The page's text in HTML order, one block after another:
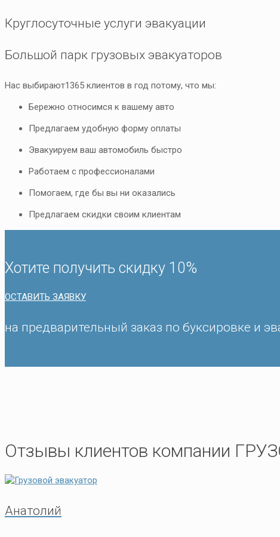
Круглосуточные услуги эвакуации
Большой парк грузовых эвакуаторов
Нас выбирают1365 клиентов в год потому, что мы:
Бережно относимся к вашему авто
Предлагаем удобную форму оплаты
Эвакуируем ваш автомобиль быстро
Работаем с профессионалами
Помогаем, где бы вы ни оказались
Предлагаем скидки своим клиентам
Хотите получить скидку 10%
ОСТАВИТЬ ЗАЯВКУ
на предварительный заказ по буксировке и
Отзывы клиентов компании
Анатолий